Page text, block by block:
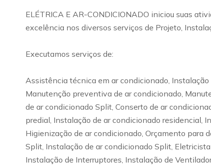
ELÉTRICA E AR-CONDICIONADO iniciou suas
excelência nos diversos serviços de Projeto,
Executamos serviços de:
Assistência técnica em ar condicionado,
Manutenção preventiva de ar condicionado,
de ar condicionado Split, Conserto de ar
predial, Instalação de ar condicionado residencial,
Higienização de ar condicionado, Orçamento para
Split, Instalação de ar condicionado Split,
Instalação de Interruptores, Instalação de